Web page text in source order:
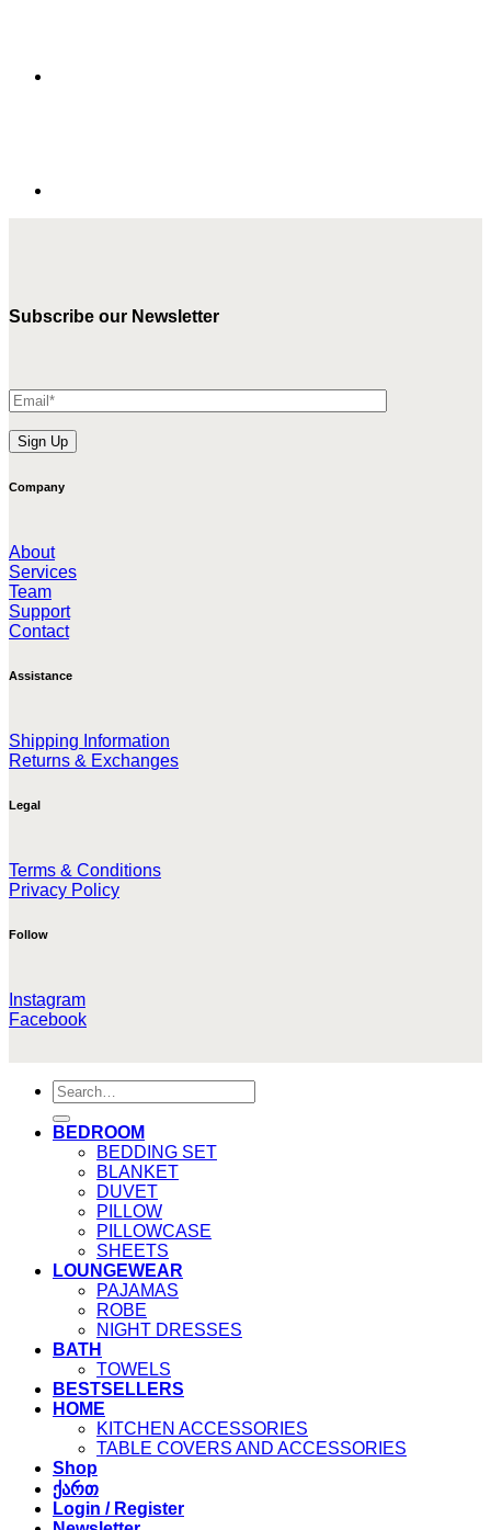
Subscribe our Newsletter
Company
About
Services
Team
Support
Contact
Assistance
Shipping Information
Returns & Exchanges
Legal
Terms & Conditions
Privacy Policy
Follow
Instagram
Facebook
Search
for:
BEDROOM
BEDDING SET
BLANKET
DUVET
PILLOW
PILLOWCASE
SHEETS
LOUNGEWEAR
PAJAMAS
ROBE
NIGHT DRESSES
BATH
TOWELS
BESTSELLERS
HOME
KITCHEN ACCESSORIES
TABLE COVERS AND ACCESSORIES
Shop
ქართ
Login / Register